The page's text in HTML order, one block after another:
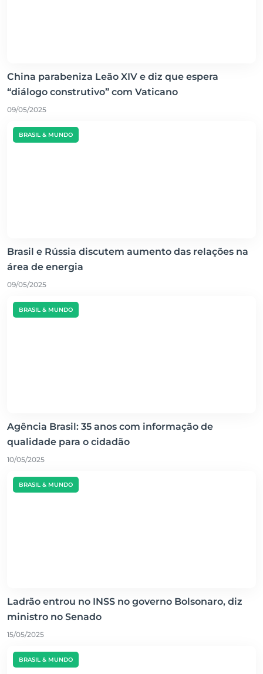
China parabeniza Leão XIV e diz que espera
“diálogo construtivo” com Vaticano
09/05/2025
BRASIL & MUNDO
Brasil e Rússia discutem aumento das relações na
área de energia
09/05/2025
BRASIL & MUNDO
Agência Brasil: 35 anos com informação de
qualidade para o cidadão
10/05/2025
BRASIL & MUNDO
Ladrão entrou no INSS no governo Bolsonaro, diz
ministro no Senado
15/05/2025
BRASIL & MUNDO